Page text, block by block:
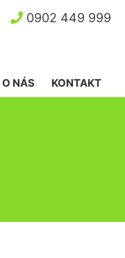
0902 449 999
KONTAKT
O NÁS